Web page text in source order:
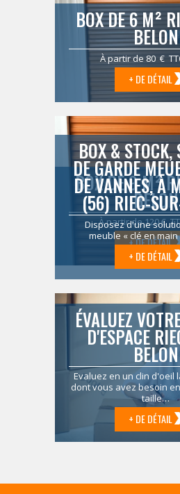
BOX DE 6 M²
BELON
À partir de 80 €
+ DE DÉTAIL
BOX DE 9 M²
BELON
À partir de 120 €
+ DE DÉTAIL
BOX & STOCK,
DE GARDE
DE VANNES, À
(56) RIEC-
Disposez d'une
meuble « clé en
+ DE DÉTAIL
ÉVALUEZ
D'ESPACE
BELON
Evaluez en un clin d'oeil
dont vous avez besoin
taille…
+ DE DÉTAIL